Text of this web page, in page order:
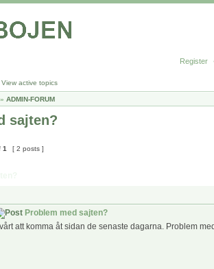
Register
View active topics
» ADMIN-FORUM
sajten?
1
[ 2 posts ]
Problem med sajten?
att komma åt sidan de senaste dagarna. Problem